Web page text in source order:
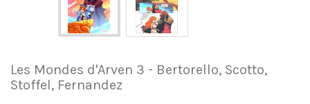
Les Mondes d'Arven 3 - Bertorello, Scotto,
Stoffel, Fernandez